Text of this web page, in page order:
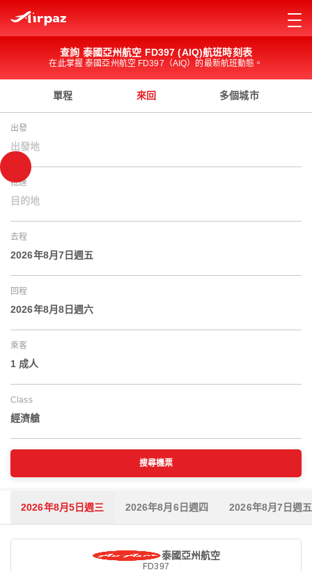
查詢 泰國亞州航空 FD397 (AIQ)航班時刻表
在此掌握 泰國亞州航空 FD397（AIQ）的最新航班動態。
單程 來回 多個城市
出發
出發地
抵達
目的地
去程
2026年8月7日週五
回程
2026年8月8日週六
乘客
1 成人
Class
經濟艙
搜尋機票
2026年8月5日週三 2026年8月6日週四 2026年8月7日週五
泰國亞州航空
FD397